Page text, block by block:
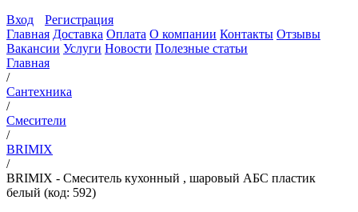
Вход
Регистрация
Главная Доставка Оплата О компании Контакты Отзывы
Вакансии Услуги Новости Полезные статьи
Главная
/
Сантехника
/
Смесители
/
BRIMIX
/
BRIMIX - Смеситель кухонный , шаровый АБС пластик
белый (код: 592)